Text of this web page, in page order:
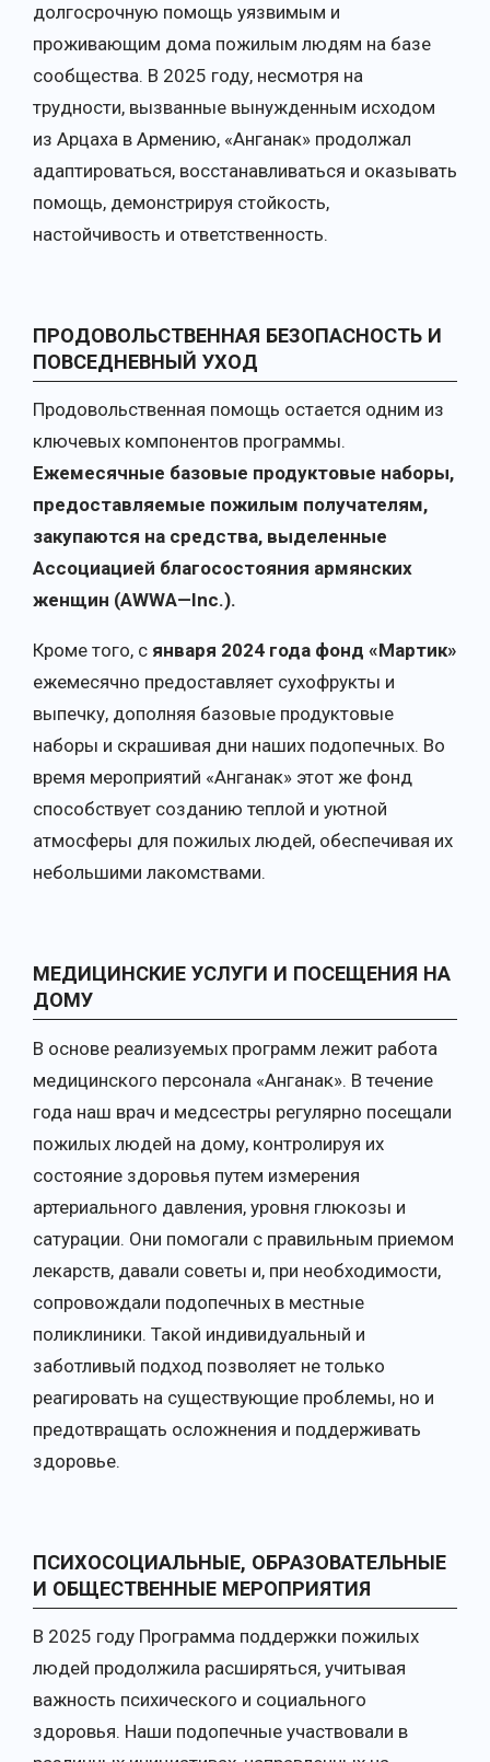
долгосрочную помощь уязвимым и
проживающим дома пожилым людям на базе
сообщества. В 2025 году, несмотря на
трудности, вызванные вынужденным исходом
из Арцаха в Армению, «Анганак» продолжал
адаптироваться, восстанавливаться и оказывать
помощь, демонстрируя стойкость,
настойчивость и ответственность.
ПРОДОВОЛЬСТВЕННАЯ БЕЗОПАСНОСТЬ И
ПОВСЕДНЕВНЫЙ УХОД
Продовольственная помощь остается одним из
ключевых компонентов программы.
Ежемесячные базовые продуктовые наборы,
предоставляемые пожилым получателям,
закупаются на средства, выделенные
Ассоциацией благосостояния армянских
женщин (AWWA—Inc.).
Кроме того, с января 2024 года фонд «Мартик»
ежемесячно предоставляет сухофрукты и
выпечку, дополняя базовые продуктовые
наборы и скрашивая дни наших подопечных. Во
время мероприятий «Анганак» этот же фонд
способствует созданию теплой и уютной
атмосферы для пожилых людей, обеспечивая их
небольшими лакомствами.
МЕДИЦИНСКИЕ УСЛУГИ И ПОСЕЩЕНИЯ НА
ДОМУ
В основе реализуемых программ лежит работа
медицинского персонала «Анганак». В течение
года наш врач и медсестры регулярно посещали
пожилых людей на дому, контролируя их
состояние здоровья путем измерения
артериального давления, уровня глюкозы и
сатурации. Они помогали с правильным приемом
лекарств, давали советы и, при необходимости,
сопровождали подопечных в местные
поликлиники. Такой индивидуальный и
заботливый подход позволяет не только
реагировать на существующие проблемы, но и
предотвращать осложнения и поддерживать
здоровье.
ПСИХОСОЦИАЛЬНЫЕ, ОБРАЗОВАТЕЛЬНЫЕ
И ОБЩЕСТВЕННЫЕ МЕРОПРИЯТИЯ
В 2025 году Программа поддержки пожилых
людей продолжила расширяться, учитывая
важность психического и социального
здоровья. Наши подопечные участвовали в